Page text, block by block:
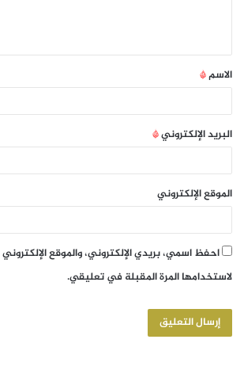
الاسم*
البريد الإلكتروني*
الموقع الإلكتروني
احفظ اسمي، بريدي الإلكتروني، والموقع
لاستخدامها المرة المقبلة في تعليقي.